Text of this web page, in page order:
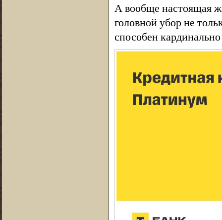
А вообще настоящая
головной убор не
способен